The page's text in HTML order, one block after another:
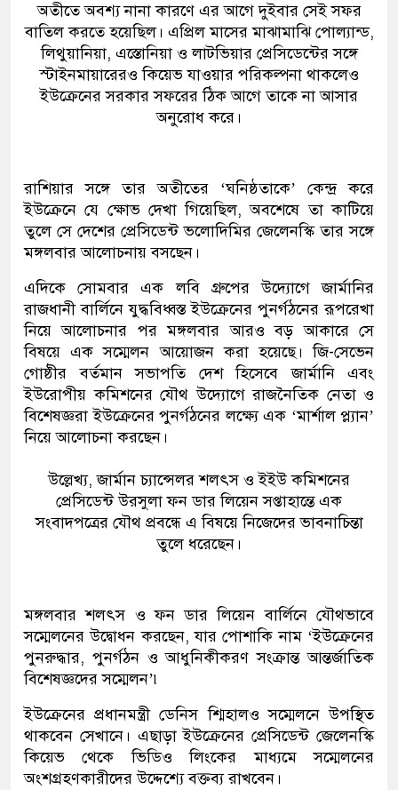
অতীতে অবশ্য নানা কারণে এর আগে দুইবার সেই সফর
বাতিল করতে হয়েছিল। এপ্রিল মাসের মাঝামাঝি পোল্যান্ড,
লিথুয়ানিয়া, এস্তোনিয়া ও লাটভিয়ার প্রেসিডেন্টের সঙ্গে
স্টাইনমায়ারেরও কিয়েভ যাওয়ার পরিকল্পনা থাকলেও
ইউক্রেনের সরকার সফরের ঠিক আগে তাকে না আসার
অনুরোধ করে।
রাশিয়ার সঙ্গে তার অতীতের ‘ঘনিষ্ঠতাকে’ কেন্দ্র করে
ইউক্রেনে যে ক্ষোভ দেখা গিয়েছিল, অবশেষে তা কাটিয়ে
তুলে সে দেশের প্রেসিডেন্ট ভলোদিমির জেলেনস্কি তার সঙ্গে
মঙ্গলবার আলোচনায় বসছেন।
এদিকে সোমবার এক লবি গ্রুপের উদ্যোগে জার্মানির
রাজধানী বার্লিনে যুদ্ধবিধ্বস্ত ইউক্রেনের পুনর্গঠনের রূপরেখা
নিয়ে আলোচনার পর মঙ্গলবার আরও বড় আকারে সে
বিষয়ে এক সম্মেলন আয়োজন করা হয়েছে। জি-সেভেন
গোষ্ঠীর বর্তমান সভাপতি দেশ হিসেবে জার্মানি এবং
ইউরোপীয় কমিশনের যৌথ উদ্যোগে রাজনৈতিক নেতা ও
বিশেষজ্ঞরা ইউক্রেনের পুনর্গঠনের লক্ষ্যে এক ‘মার্শাল প্ল্যান’
নিয়ে আলোচনা করছেন।
উল্লেখ্য, জার্মান চ্যান্সেলর শলৎস ও ইইউ কমিশনের
প্রেসিডেন্ট উরসুলা ফন ডার লিয়েন সপ্তাহান্তে এক
সংবাদপত্রের যৌথ প্রবন্ধে এ বিষয়ে নিজেদের ভাবনাচিন্তা
তুলে ধরেছেন।
মঙ্গলবার শলৎস ও ফন ডার লিয়েন বার্লিনে যৌথভাবে
সম্মেলনের উদ্বোধন করছেন, যার পোশাকি নাম ‘ইউক্রেনের
পুনরুদ্ধার, পুনর্গঠন ও আধুনিকীকরণ সংক্রান্ত আন্তর্জাতিক
বিশেষজ্ঞদের সম্মেলন’৷
ইউক্রেনের প্রধানমন্ত্রী ডেনিস শ্মিহালও সম্মেলনে উপস্থিত
থাকবেন সেখানে। এছাড়া ইউক্রেনের প্রেসিডেন্ট জেলেনস্কি
কিয়েভ থেকে ভিডিও লিংকের মাধ্যমে সম্মেলনের
অংশগ্রহণকারীদের উদ্দেশ্যে বক্তব্য রাখবেন।